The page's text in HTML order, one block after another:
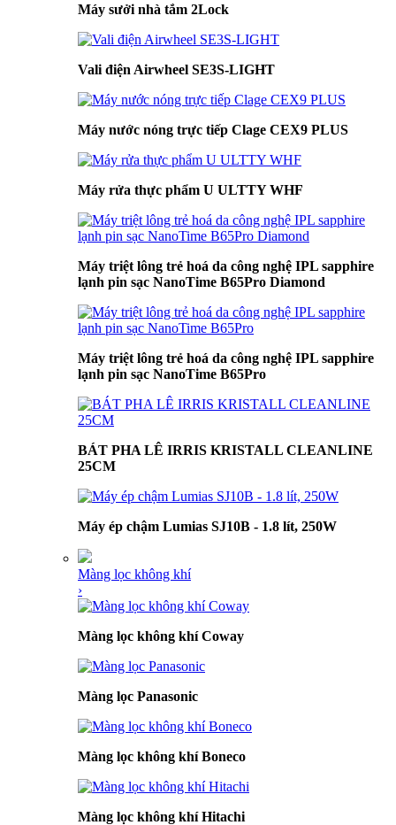
Máy sưởi nhà tắm 2Lock
Vali điện Airwheel SE3S-LIGHT
Máy nước nóng trực tiếp Clage CEX9 PLUS
Máy rửa thực phẩm U ULTTY WHF
Máy triệt lông trẻ hoá da công nghệ IPL sapphire
lạnh pin sạc NanoTime B65Pro Diamond
Máy triệt lông trẻ hoá da công nghệ IPL sapphire
lạnh pin sạc NanoTime B65Pro
BÁT PHA LÊ IRRIS KRISTALL CLEANLINE
25CM
Máy ép chậm Lumias SJ10B - 1.8 lít, 250W
Màng lọc không khí
›
Màng lọc không khí Coway
Màng lọc Panasonic
Màng lọc không khí Boneco
Màng lọc không khí Hitachi